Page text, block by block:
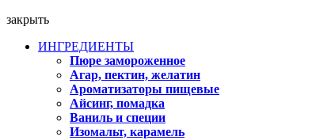
закрыть
ИНГРЕДИЕНТЫ
Пюре замороженное
Агар, пектин, желатин
Ароматизаторы пищевые
Айсинг, помадка
Ваниль и специи
Изомальт, карамель